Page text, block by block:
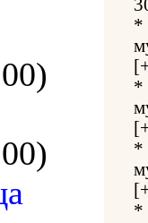
*
*
*
*